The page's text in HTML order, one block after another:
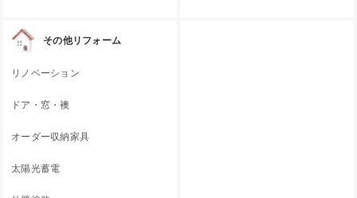
その他リフォーム
リノベーション
ドア・窓・襖
オーダー収納家具
太陽光蓄電